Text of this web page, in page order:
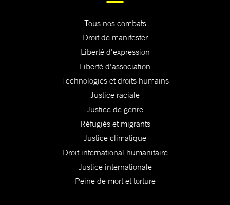
Tous nos combats
Droit de manifester
Liberté d'expression
Liberté d'association
Technologies et droits humains
Justice raciale
Justice de genre
Réfugiés et migrants
Justice climatique
Droit international humanitaire
Justice internationale
Peine de mort et torture